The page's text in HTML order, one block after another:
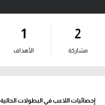
آراء حرة
ركن الألعاب
2
مشاركة
1
الأهداف
إحصائيات اللاعب في البطولات الحالية